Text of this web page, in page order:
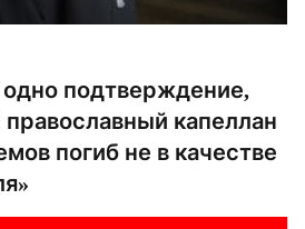
подтверждение,
капеллан
погиб не в качестве